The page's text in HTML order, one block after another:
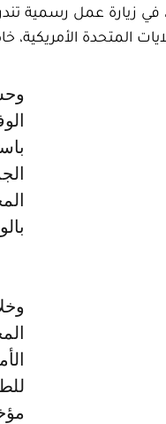
في زيارة عمل رسمية
المتحدة
وحسب بلاغ توصل le360 به، فقد خصص رئيس المنطقة الإقليمية للأمن بتزنيت